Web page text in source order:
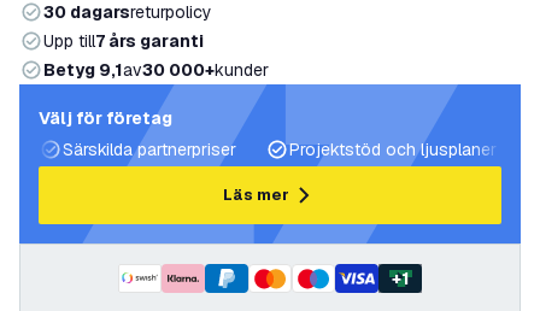
30 dagarsreturpolicy
Upp till7 års garanti
Betyg 9,1av30 000+kunder
Välj för företag
Särskilda partnerpriser
Projektstöd och ljusplaner
Läs mer
+1